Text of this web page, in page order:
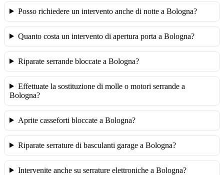
Posso richiedere un intervento anche di notte a Bologna?
Quanto costa un intervento di apertura porta a Bologna?
Riparate serrande bloccate a Bologna?
Effettuate la sostituzione di molle o motori serrande a
Bologna?
Aprite casseforti bloccate a Bologna?
Riparate serrature di basculanti garage a Bologna?
Intervenite anche su serrature elettroniche a Bologna?